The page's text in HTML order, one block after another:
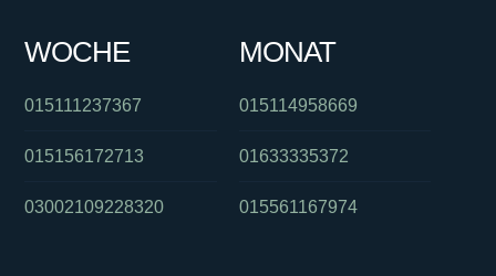
WOCHE
015111237367
015156172713
03002109228320
MONAT
015114958669
01633335372
015561167974